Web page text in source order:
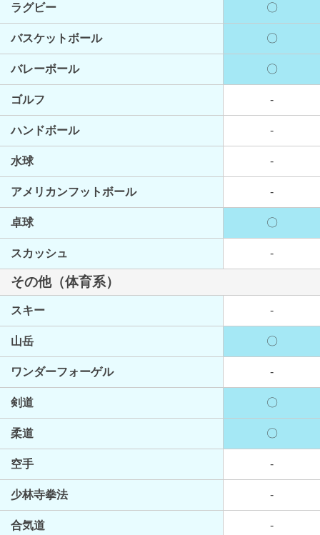
ラグビー 〇
バスケットボール 〇
バレーボール 〇
ゴルフ -
ハンドボール -
水球 -
アメリカンフットボール -
卓球 〇
スカッシュ -
その他（体育系）
スキー -
山岳 〇
ワンダーフォーゲル -
剣道 〇
柔道 〇
空手 -
少林寺拳法 -
合気道 -